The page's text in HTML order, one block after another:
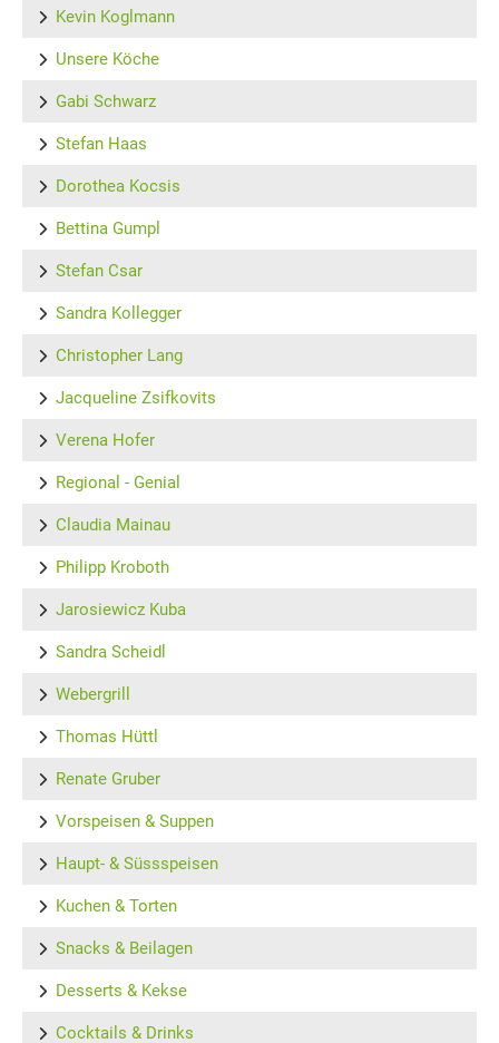
Kevin Koglmann
Unsere Köche
Gabi Schwarz
Stefan Haas
Dorothea Kocsis
Bettina Gumpl
Stefan Csar
Sandra Kollegger
Christopher Lang
Jacqueline Zsifkovits
Verena Hofer
Regional - Genial
Claudia Mainau
Philipp Kroboth
Jarosiewicz Kuba
Sandra Scheidl
Webergrill
Thomas Hüttl
Renate Gruber
Vorspeisen & Suppen
Haupt- & Süssspeisen
Kuchen & Torten
Snacks & Beilagen
Desserts & Kekse
Cocktails & Drinks